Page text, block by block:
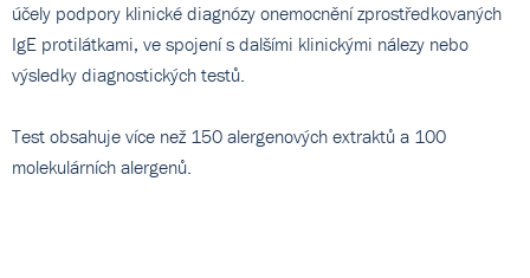
účely podpory klinické diagnózy onemocnění zprostředkovaných
IgE protilátkami, ve spojení s dalšími klinickými nálezy nebo
výsledky diagnostických testů.
Test obsahuje více než 150 alergenových extraktů a 100
molekulárních alergenů.